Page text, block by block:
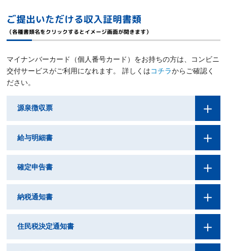
ご提出いただける収入証明書類
（各種書類名をクリックするとイメージ画面が開きます）
マイナンバーカード（個人番号カード）をお持ちの方は、コンビニ
交付サービスがご利用になれます。
詳しくはコチラからご確認く
ださい。
源泉徴収票
給与明細書
確定申告書
納税通知書
住民税決定通知書